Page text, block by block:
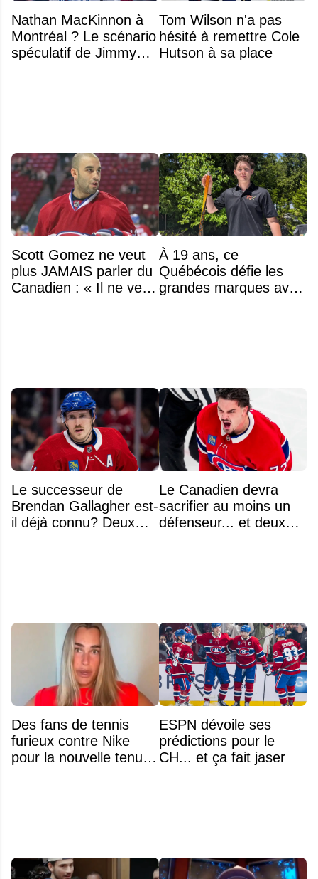
Nathan MacKinnon à
Montréal ? Le scénario
spéculatif de Jimmy
Tom Wilson n'a pas
hésité à remettre Cole
Hutson à sa place
Scott Gomez ne veut
plus JAMAIS parler du
Canadien : « Il ne veut
À 19 ans, ce
Québécois défie les
grandes marques avec
Le successeur de
Brendan Gallagher est-
il déjà connu? Deux
Le Canadien devra
sacrifier au moins un
défenseur... et deux
Des fans de tennis
furieux contre Nike
pour la nouvelle tenue
ESPN dévoile ses
prédictions pour le
CH... et ça fait jaser